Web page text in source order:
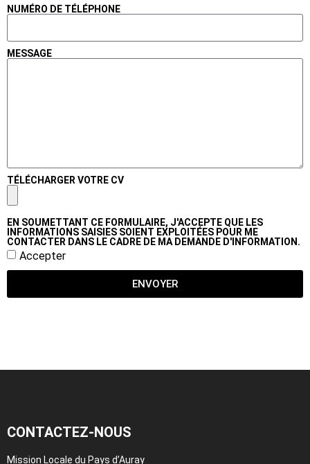
NUMÉRO DE TÉLÉPHONE
MESSAGE
TÉLÉCHARGER VOTRE CV
EN SOUMETTANT CE FORMULAIRE, J'ACCEPTE QUE LES
INFORMATIONS SAISIES SOIENT EXPLOITÉES POUR ME
CONTACTER DANS LE CADRE DE MA DEMANDE D'INFORMATION.
Accepter
ENVOYER
CONTACTEZ-NOUS
Mission Locale du Pays d’Auray